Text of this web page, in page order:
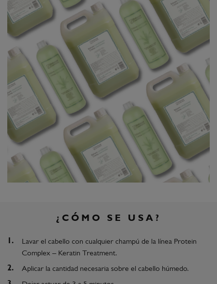
¿CÓMO SE USA?
Lavar el cabello con cualquier champú de la línea Protein
Complex – Keratin Treatment.
Aplicar la cantidad necesaria sobre el cabello húmedo.